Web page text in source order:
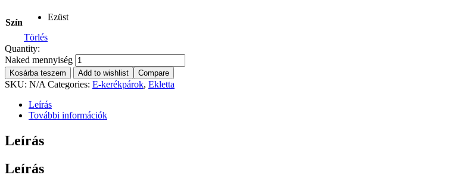
Szín
Ezüst
Törlés
Quantity:
Naked mennyiség
Kosárba teszem Add to wishlist Compare
SKU: N/A Categories: E-kerékpárok, Ekletta
Leírás
További információk
Leírás
Leírás